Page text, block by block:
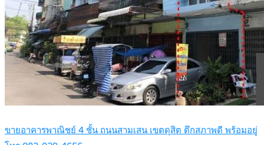
ขายอาคารพาณิชย์ 4 ชั้น ถนนสามเสน เขตดุสิต ตึกสภาพดี พร้อมอยู่